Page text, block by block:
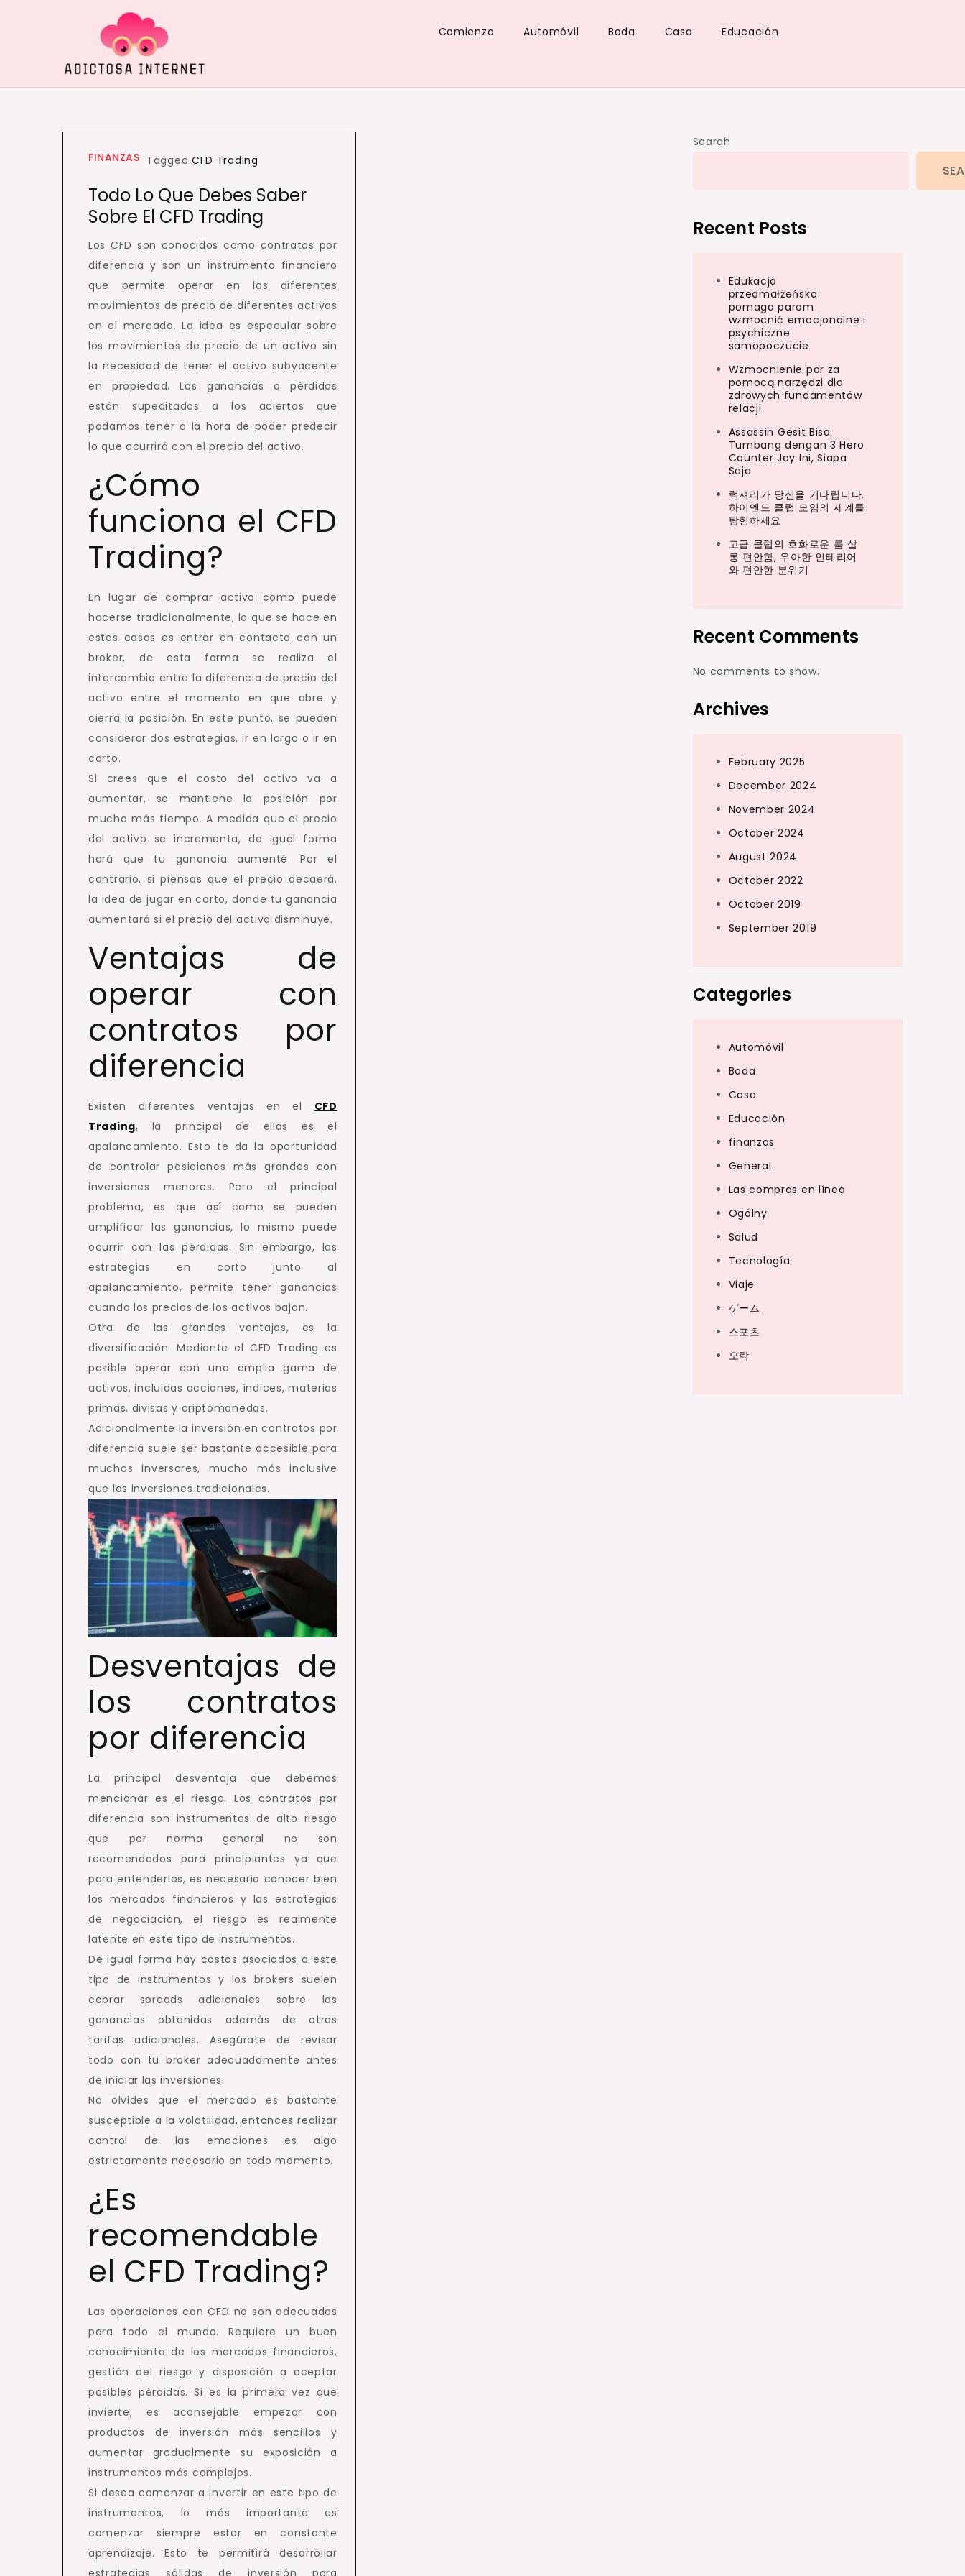
Adictosa Internet
Comienzo Automóvil Boda Casa Educación
FINANZAS Tagged CFD Trading
Todo Lo Que Debes Saber
Sobre El CFD Trading
Los CFD son conocidos como contratos por
diferencia y son un instrumento financiero
que permite operar en los diferentes
movimientos de precio de diferentes activos
en el mercado. La idea es especular sobre
los movimientos de precio de un activo sin
la necesidad de tener el activo subyacente
en propiedad. Las ganancias o pérdidas
están supeditadas a los aciertos que
podamos tener a la hora de poder predecir
lo que ocurrirá con el precio del activo.
¿Cómo
funciona el CFD
Trading?
En lugar de comprar activo como puede
hacerse tradicionalmente, lo que se hace en
estos casos es entrar en contacto con un
broker, de esta forma se realiza el
intercambio entre la diferencia de precio del
activo entre el momento en que abre y
cierra la posición. En este punto, se pueden
considerar dos estrategias, ir en largo o ir en
corto.
Si crees que el costo del activo va a
aumentar, se mantiene la posición por
mucho más tiempo. A medida que el precio
del activo se incrementa, de igual forma
hará que tu ganancia aumenté. Por el
contrario, si piensas que el precio decaerá,
la idea de jugar en corto, donde tu ganancia
aumentará si el precio del activo disminuye.
Ventajas de
operar con
contratos por
diferencia
Existen diferentes ventajas en el CFD
Trading, la principal de ellas es el
apalancamiento. Esto te da la oportunidad
de controlar posiciones más grandes con
inversiones menores. Pero el principal
problema, es que así como se pueden
amplificar las ganancias, lo mismo puede
ocurrir con las pérdidas. Sin embargo, las
estrategias en corto junto al
apalancamiento, permite tener ganancias
cuando los precios de los activos bajan.
Otra de las grandes ventajas, es la
diversificación. Mediante el CFD Trading es
posible operar con una amplia gama de
activos, incluidas acciones, índices, materias
primas, divisas y criptomonedas.
Adicionalmente la inversión en contratos por
diferencia suele ser bastante accesible para
muchos inversores, mucho más inclusive
que las inversiones tradicionales.
Desventajas de
los contratos
por diferencia
La principal desventaja que debemos
mencionar es el riesgo. Los contratos por
diferencia son instrumentos de alto riesgo
que por norma general no son
recomendados para principiantes ya que
para entenderlos, es necesario conocer bien
los mercados financieros y las estrategias
de negociación, el riesgo es realmente
latente en este tipo de instrumentos.
De igual forma hay costos asociados a este
tipo de instrumentos y los brokers suelen
cobrar spreads adicionales sobre las
ganancias obtenidas además de otras
tarifas adicionales. Asegúrate de revisar
todo con tu broker adecuadamente antes
de iniciar las inversiones.
No olvides que el mercado es bastante
susceptible a la volatilidad, entonces realizar
control de las emociones es algo
estrictamente necesario en todo momento.
¿Es
recomendable
el CFD Trading?
Las operaciones con CFD no son adecuadas
para todo el mundo. Requiere un buen
conocimiento de los mercados financieros,
gestión del riesgo y disposición a aceptar
posibles pérdidas. Si es la primera vez que
invierte, es aconsejable empezar con
productos de inversión más sencillos y
aumentar gradualmente su exposición a
instrumentos más complejos.
Si desea comenzar a invertir en este tipo de
instrumentos, lo más importante es
comenzar siempre estar en constante
aprendizaje. Esto te permitirá desarrollar
estrategias sólidas de inversión para
Search
Recent Posts
Edukacja
przedmałżeńska
pomaga parom
wzmocnić emocjonalne i
psychiczne
samopoczucie
Wzmocnienie par za
pomocą narzędzi dla
zdrowych fundamentów
relacji
Assassin Gesit Bisa
Tumbang dengan 3 Hero
Counter Joy Ini, Siapa
Saja
럭셔리가 당신을 기다립니다.
하이엔드 클럽 모임의 세계를
탐험하세요
고급 클럽의 호화로운 룸 살
롱 편안함, 우아한 인테리어
와 편안한 분위기
Recent Comments
No comments to show.
Archives
February 2025
December 2024
November 2024
October 2024
August 2024
October 2022
October 2019
September 2019
Categories
Automóvil
Boda
Casa
Educación
finanzas
General
Las compras en línea
Ogólny
Salud
Tecnología
Viaje
ゲーム
스포츠
오락